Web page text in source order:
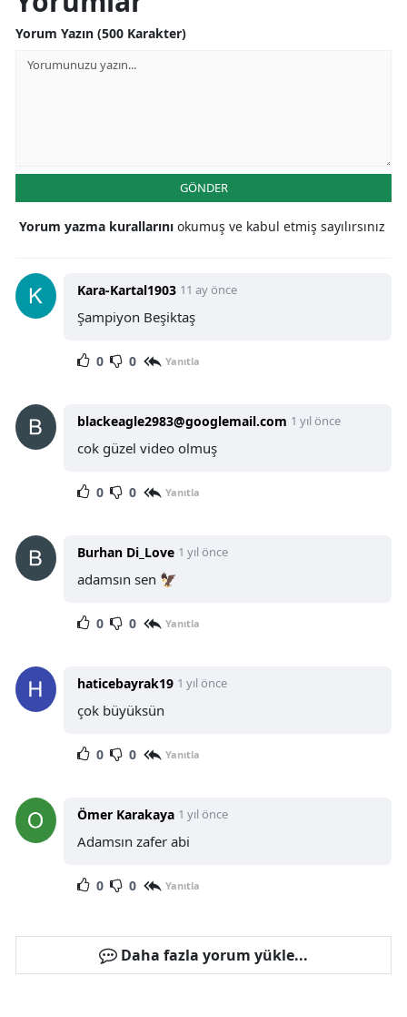
Yorum Yazın (500 Karakter)
GÖNDER
Yorum yazma kurallarını okumuş ve kabul etmiş sayılırsınız
Kara-Kartal1903 11 ay önce
Şampiyon Beşiktaş
0 0 Yanıtla
blackeagle2983@googlemail.com 1 yıl önce
cok güzel video olmuş
0 0 Yanıtla
Burhan Di_Love 1 yıl önce
adamsın sen 🦅
0 0 Yanıtla
haticebayrak19 1 yıl önce
çok büyüksün
0 0 Yanıtla
Ömer Karakaya 1 yıl önce
Adamsın zafer abi
0 0 Yanıtla
Daha fazla yorum yükle...